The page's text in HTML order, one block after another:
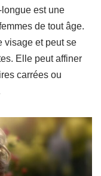
est une
de tout âge.
visage et peut se
Elle peut affiner
carrées ou